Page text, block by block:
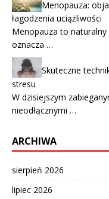
Menopauza:
łagodzenia uciążliwości
Menopauza to
oznacza …
Skuteczne
stresu
W dzisiejszym
nieodłącznymi …
ARCHIWA
sierpień 2026
lipiec 2026